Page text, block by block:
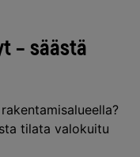
– säästä
tilata valokuitu